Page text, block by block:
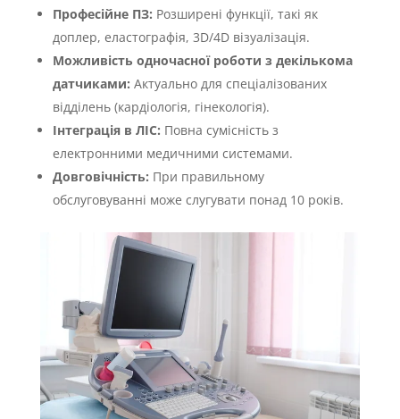
Професійне ПЗ: Розширені функції, такі як
доплер, еластографія, 3D/4D візуалізація.
Можливість одночасної роботи з декількома
датчиками: Актуально для спеціалізованих
відділень (кардіологія, гінекологія).
Інтеграція в ЛІС: Повна сумісність з
електронними медичними системами.
Довговічність: При правильному
обслуговуванні може слугувати понад 10 років.